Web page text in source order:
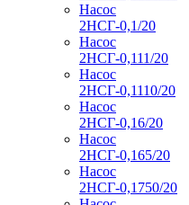
Насос
2НСГ-0,1/20
Насос
2НСГ-0,111/20
Насос
2НСГ-0,1110/20
Насос
2НСГ-0,16/20
Насос
2НСГ-0,165/20
Насос
2НСГ-0,1750/20